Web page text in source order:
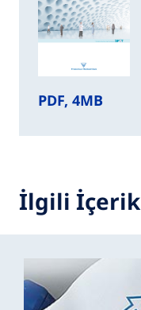
PDF, 4MB
İlgili İçerik